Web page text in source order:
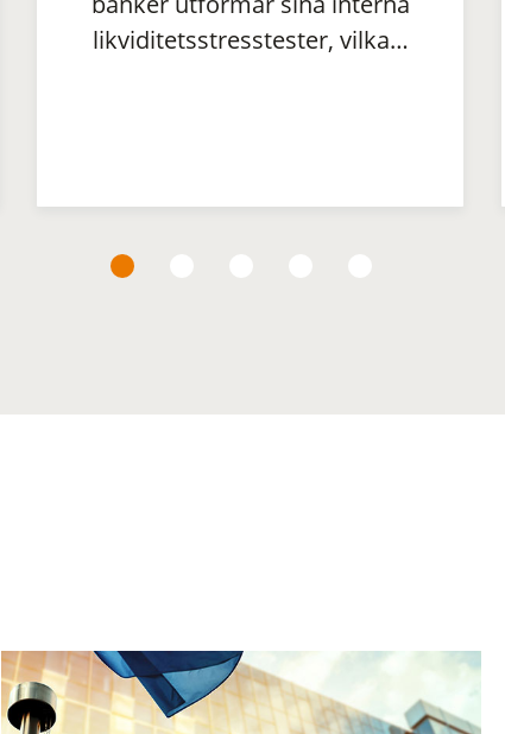
likviditetsstresstester, vilka…